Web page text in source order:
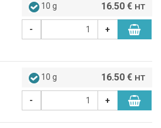
10 g 16.50 € HT
- +
10 g 16.50 € HT
- +